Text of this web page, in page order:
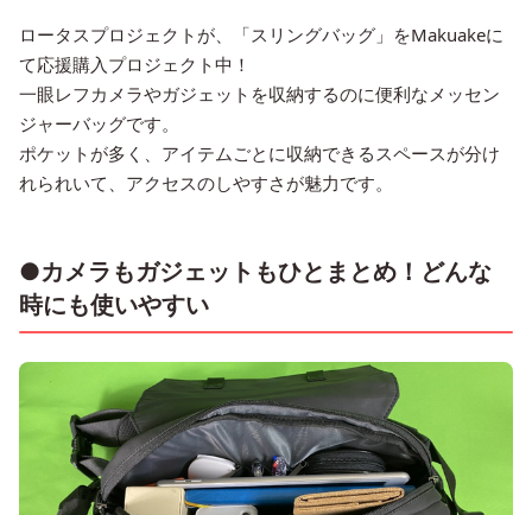
ロータスプロジェクトが、「スリングバッグ」をMakuakeに
て応援購入プロジェクト中！
一眼レフカメラやガジェットを収納するのに便利なメッセン
ジャーバッグです。
ポケットが多く、アイテムごとに収納できるスペースが分け
れられいて、アクセスのしやすさが魅力です。
●カメラもガジェットもひとまとめ！どんな
時にも使いやすい